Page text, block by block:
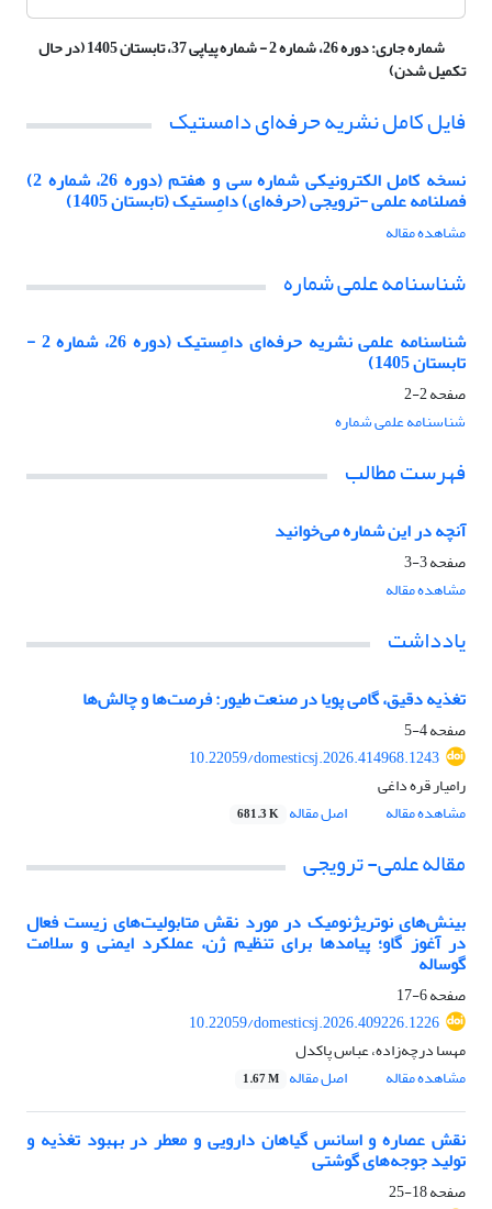
شماره جاری: دوره 26، شماره 2 - شماره پیاپی 37، تابستان 1405 (در حال
تکمیل شدن)
فایل کامل نشریه حرفه‌ای دامستیک
نسخه کامل الکترونیکی شماره سی‌ و هفتم (دوره 26، شماره 2)
فصلنامه علمی -ترویجی (حرفه‌ای) دامِستیک (تابستان 1405)
مشاهده مقاله
شناسنامه علمی شماره
شناسنامه علمی نشریه حرفه‌ای دامِستیک (دوره 26، شماره 2 -
تابستان 1405)
صفحه2-2
شناسنامه علمی شماره
فهرست مطالب
آنچه در این شماره می‌خوانید
صفحه3-3
مشاهده مقاله
یادداشت
تغذیه دقیق، گامی پویا در صنعت طیور: فرصت‌ها و چالش‌ها
صفحه4-5
10.22059/domesticsj.2026.414968.1243
رامیار قره داغی
مشاهده مقاله
اصل مقاله 681.3 K
مقاله علمی- ترویجی
بینش‌های نوتریژنومیک در مورد نقش متابولیت‌های زیست‌ فعال
در آغوز گاو؛ پیامدها برای تنظیم ژن، عملکرد ایمنی و سلامت
گوساله
صفحه6-17
10.22059/domesticsj.2026.409226.1226
مهسا درچه‌زاده، عباس پاکدل
مشاهده مقاله
اصل مقاله 1.67 M
نقش عصاره و اسانس گیاهان دارویی و معطر در بهبود تغذیه و
تولید جوجه‌های گوشتی
صفحه18-25